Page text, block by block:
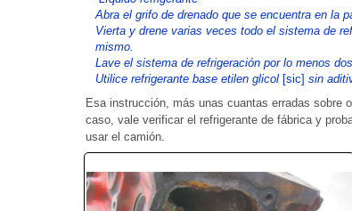
Abra el grifo de drenado que se encuentra en la
Vierta y drene varias veces todo el sistema de
mismo.
Lave el sistema de refrigeración por lo menos
Utilice refrigerante base etilen glicol [sic] sin
Esa instrucción, más unas cuantas erradas sobre
caso, vale verificar el refrigerante de fábrica y
usar el camión.